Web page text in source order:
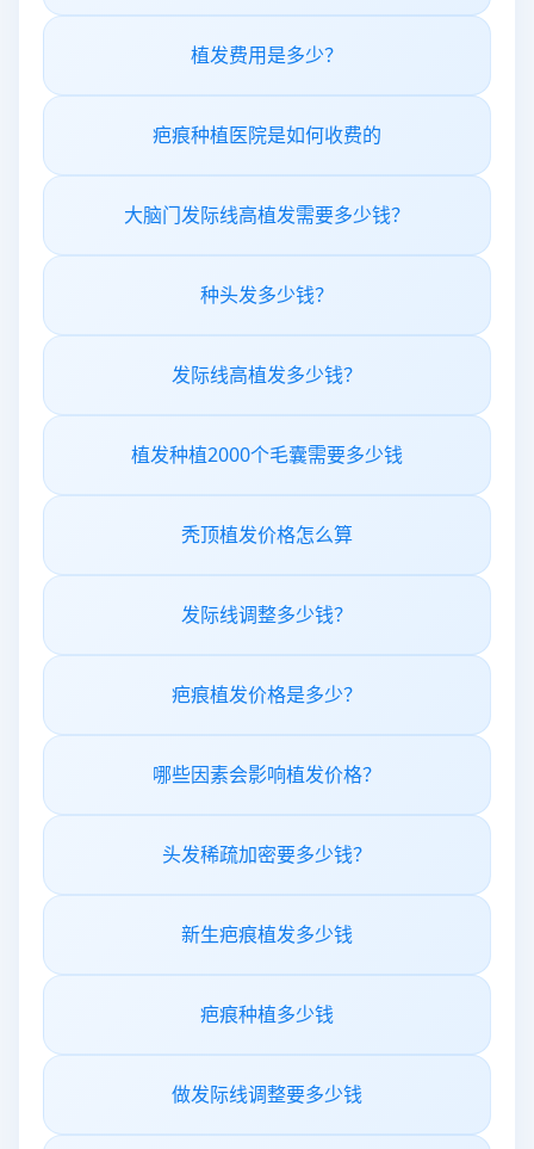
植发费用是多少？
疤痕种植医院是如何收费的
大脑门发际线高植发需要多少钱？
种头发多少钱？
发际线高植发多少钱？
植发种植2000个毛囊需要多少钱
秃顶植发价格怎么算
发际线调整多少钱？
疤痕植发价格是多少？
哪些因素会影响植发价格？
头发稀疏加密要多少钱？
新生疤痕植发多少钱
疤痕种植多少钱
做发际线调整要多少钱